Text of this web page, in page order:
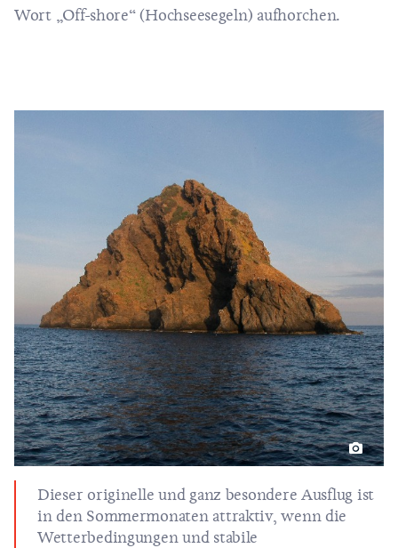
Wort „Off-shore“ (Hochseesegeln) aufhorchen.
Dieser originelle und ganz besondere Ausflug ist
in den Sommermonaten attraktiv, wenn die
Wetterbedingungen und stabile